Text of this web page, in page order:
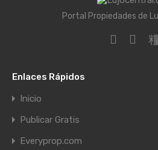
Portal Propiedades de
Enlaces Rápidos
Inicio
Publicar Gratis
Everyprop.com